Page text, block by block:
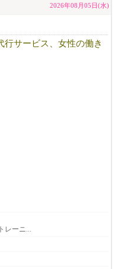
2026年08月05日(水)
サービス、女性の働き
、イーストベイ支部が発
域でコンシェルジュを募
レーニ...